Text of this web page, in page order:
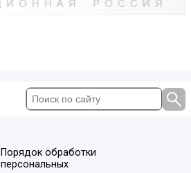
Порядок обработки
персональных